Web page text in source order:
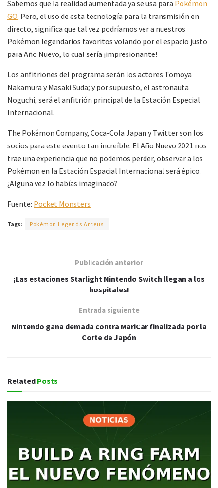
Sabemos que la realidad aumentada ya se usa para Pokémon
GO. Pero, el uso de esta tecnología para la transmisión en
directo, significa que tal vez podríamos ver a nuestros
Pokémon legendarios favoritos volando por el espacio justo
para Año Nuevo, lo cual sería ¡impresionante!
Los anfitriones del programa serán los actores Tomoya
Nakamura y Masaki Suda; y por supuesto, el astronauta
Noguchi, será el anfitrión principal de la Estación Especial
Internacional.
The Pokémon Company, Coca-Cola Japan y Twitter son los
socios para este evento tan increíble. El Año Nuevo 2021 nos
trae una experiencia que no podemos perder, observar a los
Pokémon en la Estación Espacial Internacional será épico.
¿Alguna vez lo habías imaginado?
Fuente: Pocket Monsters
Tags: Pokémon Legends Arceus
Publicación anterior
¡Las estaciones Starlight Nintendo Switch llegan a los
hospitales!
Entrada siguiente
Nintendo gana demada contra MariCar finalizada por la
Corte de Japón
Related Posts